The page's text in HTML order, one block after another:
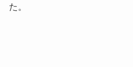
た。